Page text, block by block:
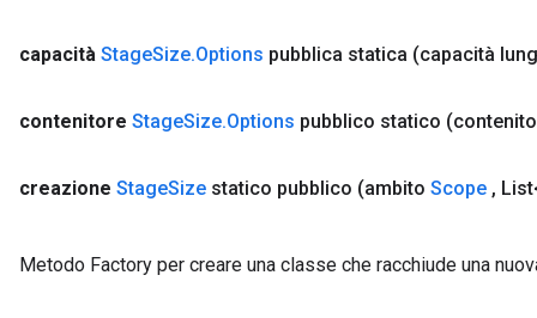
capacità StageSize.Options pubblica statica (capacità
contenitore StageSize.Options pubblico statico
creazione StageSize statico pubblico (ambito Scope ,
Metodo Factory per creare una classe che racchiude una